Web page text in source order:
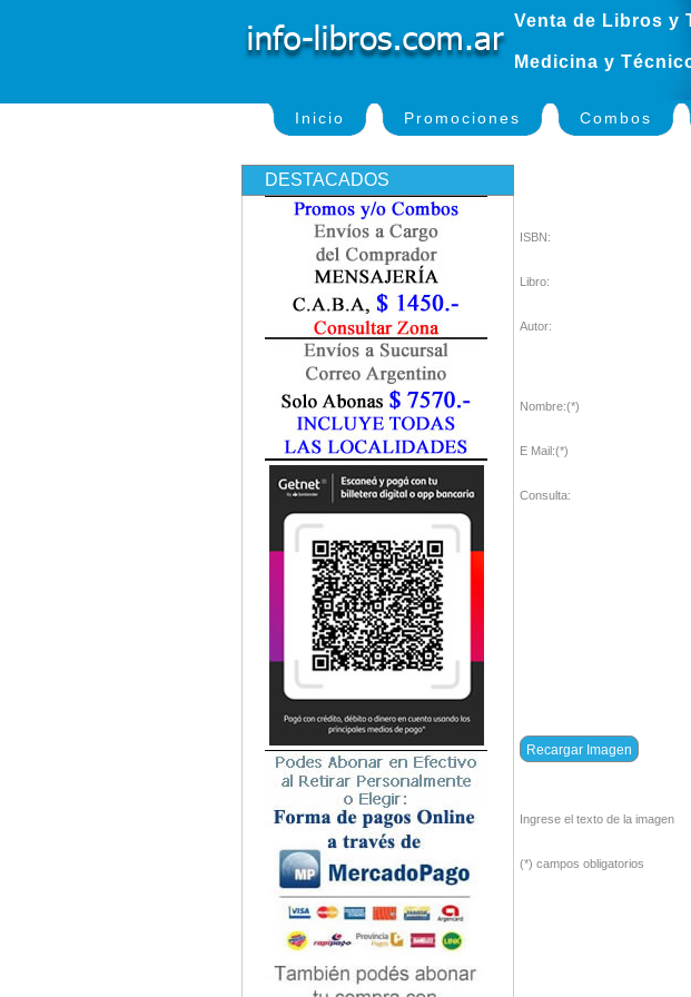
Venta de Libros y
Medicina y
Inicio Promociones Combos
DESTACADOS
ISBN:
Libro:
Autor:
Nombre:(*)
E Mail:(*)
Consulta:
Ingrese el texto de la imagen
(*) campos obligatorios